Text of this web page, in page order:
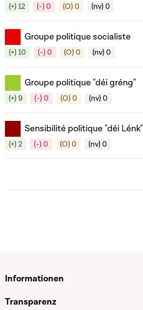
(+) 12 (-) 0 (O) 0 (nv) 0
Groupe politique socialiste
(+) 10 (-) 0 (O) 0 (nv) 0
Groupe politique "déi gréng"
(+) 9 (-) 0 (O) 0 (nv) 0
Sensibilité politique "déi Lénk"
(+) 2 (-) 0 (O) 0 (nv) 0
Informationen
Transparenz